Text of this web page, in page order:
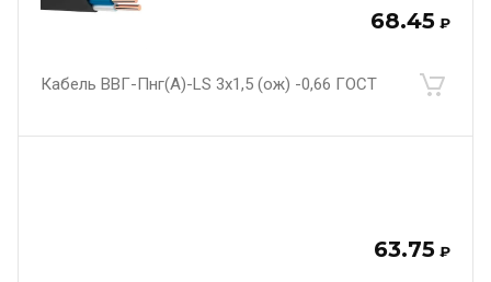
68.45 ₽
Кабель ВВГ-Пнг(А)-LS 3х1,5 (ож) -0,66 ГОСТ
63.75 ₽